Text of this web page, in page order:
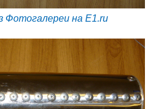
Фотогалереи на E1.ru